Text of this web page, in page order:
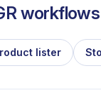
lister